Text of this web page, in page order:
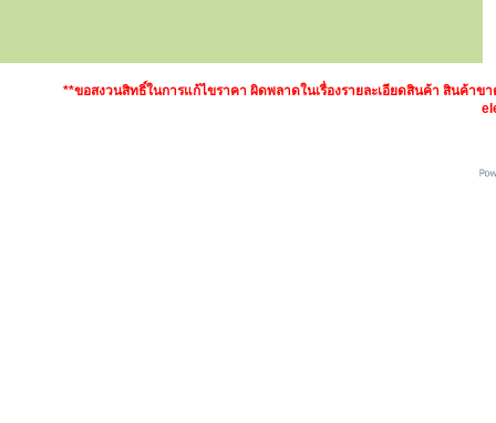
**ขอสงวนสิทธิ์ในการแก้ไขราคา ผิดพลาดในเรื่องรายละเอียดสินค้า สินค้า